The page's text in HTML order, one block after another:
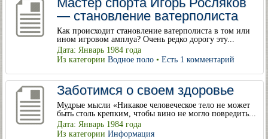
— становление ватерполиста
Как происходит становление ватерполиста в том или
ином игровом амплуа? Очень редко дорогу эту...
Дата: Январь 1984 года
Из категории Водное поло • Есть 1 комментарий
Заботимся о своем здоровье
Мудрые мысли «Никакое человеческое тело не может
быть столь крепким, чтобы вино не могло повредить...
Дата: Январь 1984 года
Из категории Информация